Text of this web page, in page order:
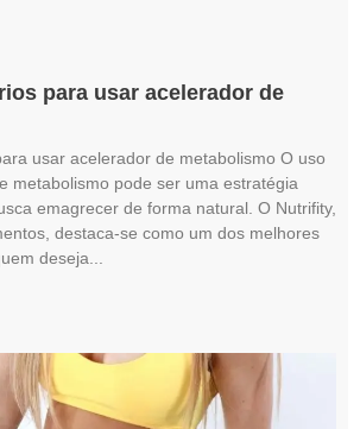
para usar acelerador de
usar acelerador de metabolismo O uso
metabolismo pode ser uma estratégia
emagrecer de forma natural. O Nutrifity,
destaca-se como um dos melhores
deseja